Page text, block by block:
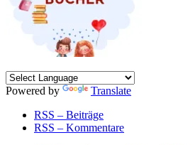
Powered by
Translate
RSS – Beiträge
RSS – Kommentare